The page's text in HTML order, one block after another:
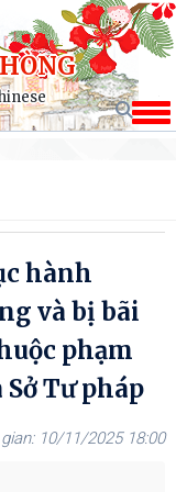
hành
và bị bãi
phạm
Tư pháp
10/11/2025 18:00